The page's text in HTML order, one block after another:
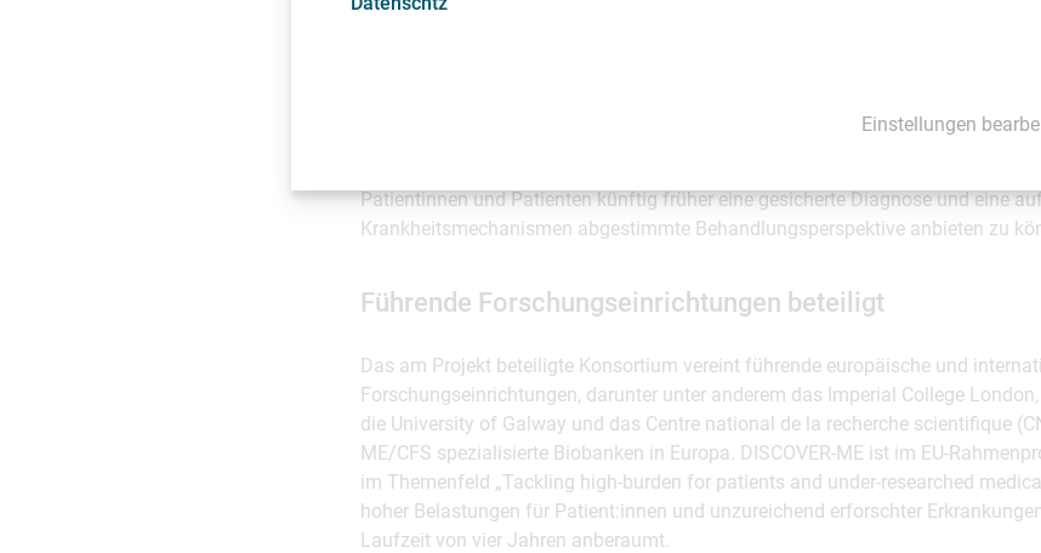
systematischen Drug-Repurposing-Ansatzes werden mehr als 9.000 bereits
„Mit DISCOVER-ME wollen wir die biologischen Grundlagen der Erkrankung
Patientinnen und Patienten künftig früher eine gesicherte Diagnose und eine
Krankheitsmechanismen abgestimmte Behandlungsperspektive anbieten zu
Führende Forschungseinrichtungen beteiligt
Das am Projekt beteiligte Konsortium vereint führende europäische und
Forschungseinrichtungen, darunter unter anderem das Imperial College
die University of Galway und das Centre national de la recherche scientifique
ME/CFS spezialisierte Biobanken in Europa. DISCOVER-ME ist im EU-
im Themenfeld „Tackling high-burden for patients and under-researched
hoher Belastungen für Patient:innen und unzureichend erforschter
Laufzeit von vier Jahren anberaumt.
Einstellungen